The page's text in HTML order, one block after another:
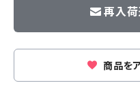
再入
商品を